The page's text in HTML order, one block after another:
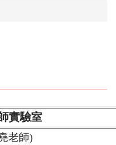
實驗室
老師)